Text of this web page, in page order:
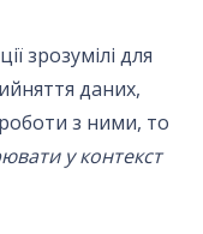
зрозумілі для
даних,
з ними, то
у контекст